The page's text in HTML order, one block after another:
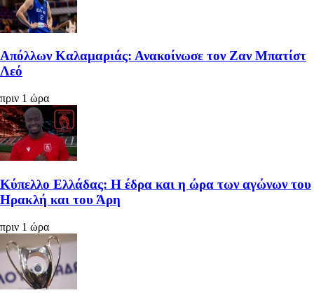
Απόλλων Καλαμαριάς: Ανακοίνωσε τον Ζαν Μπατίστ
Λεό
πριν 1 ώρα
Κύπελλο Ελλάδας: Η έδρα και η ώρα των αγώνων του
Ηρακλή και του Άρη
πριν 1 ώρα